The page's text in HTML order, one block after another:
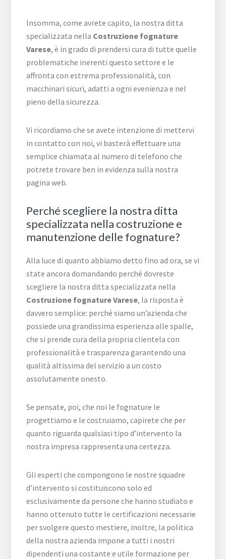
Insomma, come avrete capito, la nostra ditta
specializzata nella Costruzione fognature
Varese, è in grado di prendersi cura di tutte quelle
problematiche inerenti questo settore e le
affronta con estrema professionalità, con
macchinari sicuri, adatti a ogni evenienza e nel
pieno della sicurezza.
Vi ricordiamo che se avete intenzione di mettervi
in contatto con noi, vi basterà effettuare una
semplice chiamata al numero di telefono che
potrete trovare ben in evidenza sulla nostra
pagina web.
Perché scegliere la nostra ditta
specializzata nella costruzione e
manutenzione delle fognature?
Alla luce di quanto abbiamo detto fino ad ora, se vi
state ancora domandando perché dovreste
scegliere la nostra ditta specializzata nella
Costruzione fognature Varese, la risposta è
davvero semplice: perché siamo un’azienda che
possiede una grandissima esperienza alle spalle,
che si prende cura della propria clientela con
professionalità e trasparenza garantendo una
qualità altissima del servizio a un costo
assolutamente onesto.
Se pensate, poi, che noi le fognature le
progettiamo e le costruiamo, capirete che per
quanto riguarda qualsiasi tipo d’intervento la
nostra impresa rappresenta una certezza.
Gli esperti che compongono le nostre squadre
d’intervento si costituiscono solo ed
esclusivamente da persone che hanno studiato e
hanno ottenuto tutte le certificazioni necessarie
per svolgere questo mestiere, inoltre, la politica
della nostra azienda impone a tutti i nostri
dipendenti una costante e utile formazione per